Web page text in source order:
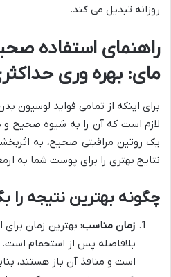
روزانه تبدیل می کند.
راهنمای استفاده
مای: بهره وری
برای اینکه از تمامی فواید لوسیون
لازم است که آن را به شیوه صحیح و
یک روتین مراقبتی صحیح، به
نتایج بهتری را برای پوست شما به
چگونه بهترین نتیجه را
زمان مناسب: بهترین زمان
بلافاصله پس از استحمام
است و منافذ آن باز هستند،